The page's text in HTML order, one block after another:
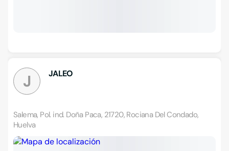
J JALEO
Salema, Pol. ind. Doña Paca, 21720, Rociana Del Condado,
Huelva